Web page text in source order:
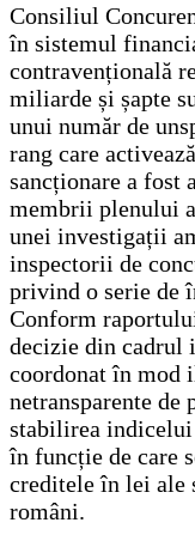
Consiliul
în sistemul
contravențională
miliarde și șapte
unui număr de
rang care
sancționare a fost
membrii plenului
unei investigații
inspectorii de
privind o serie de
Conform
decizie din cadrul
coordonat în mod
netransparente
stabilirea
în funcție de care
creditele în lei ale
români.